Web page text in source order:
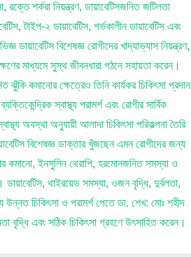
শর্করা নিয়ন্ত্রণ, ডায়াবেটিসজনিত জটিলতা
টাইপ-২ ডায়াবেটিস, গর্ভকালীন ডায়াবেটিস এবং
ডায়াবেটিস বিশেষজ্ঞ রোগীদের খাদ্যাভ্যাস নিয়ন্ত্রণ,
মাধ্যমে সুস্থ জীবনধারা গঠনে সহায়তা করেন।
কমানোর ক্ষেত্রেও তিনি কার্যকর চিকিৎসা প্রদান
স্বাস্থ্য পরামর্শ এবং রোগীর সার্বিক
অবস্থা অনুযায়ী আলাদা চিকিৎসা পরিকল্পনা তৈরি
বিশেষজ্ঞ ডাক্তার খুঁজছেন এমন রোগীদের জন্য
কমানো, ইনসুলিন থেরাপি, হরমোনজনিত সমস্যা ও
থাইরয়েড সমস্যা, ওজন বৃদ্ধি, দুর্বলতা,
উন্নত চিকিৎসা ও পরামর্শ পেতে ডা. শেখ: মোঃ শহীদ
বৃদ্ধি এবং সঠিক চিকিৎসা গ্রহণে উৎসাহিত করেন।